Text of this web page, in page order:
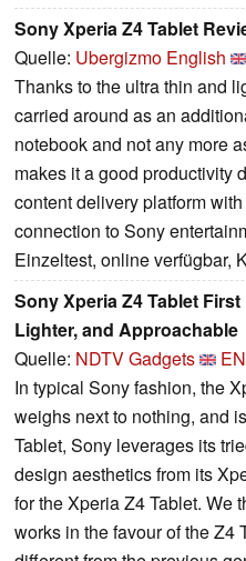
Sony Xperia Z4 Tablet
Quelle: Ubergizmo English
Thanks to the ultra thin and
carried around as an
notebook and not any more
makes it a good productivity
content delivery platform
connection to Sony
Einzeltest, online verfügbar,
Sony Xperia Z4 Tablet
Lighter, and Approachable
Quelle: NDTV Gadgets
In typical Sony fashion, the
weighs next to nothing, and
Tablet, Sony leverages its
design aesthetics from its
for the Xperia Z4 Tablet. We
works in the favour of the Z4